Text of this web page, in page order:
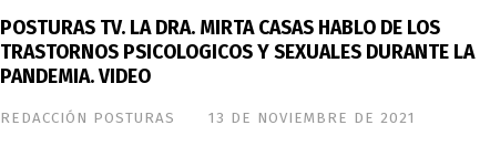
POSTURAS TV. LA DRA. MIRTA CASAS HABLO DE LOS
TRASTORNOS PSICOLOGICOS Y SEXUALES DURANTE LA
PANDEMIA. VIDEO
REDACCIÓN POSTURAS 13 DE NOVIEMBRE DE 2021